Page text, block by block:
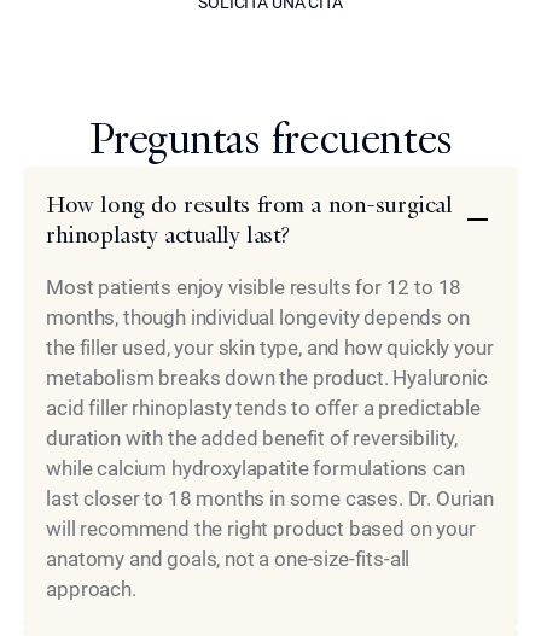
Preguntas frecuentes
How long do results from a non-surgical
rhinoplasty actually last?
Most patients enjoy visible results for 12 to 18
months, though individual longevity depends on
the filler used, your skin type, and how quickly your
metabolism breaks down the product. Hyaluronic
acid filler rhinoplasty tends to offer a predictable
duration with the added benefit of reversibility,
while calcium hydroxylapatite formulations can
last closer to 18 months in some cases. Dr. Ourian
will recommend the right product based on your
anatomy and goals, not a one-size-fits-all
approach.